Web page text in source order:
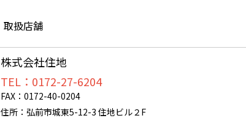
取扱店舗
株式会社住地
TEL：0172-27-6204
FAX：0172-40-0204
住所：弘前市城東5-12-3 住地ビル２F